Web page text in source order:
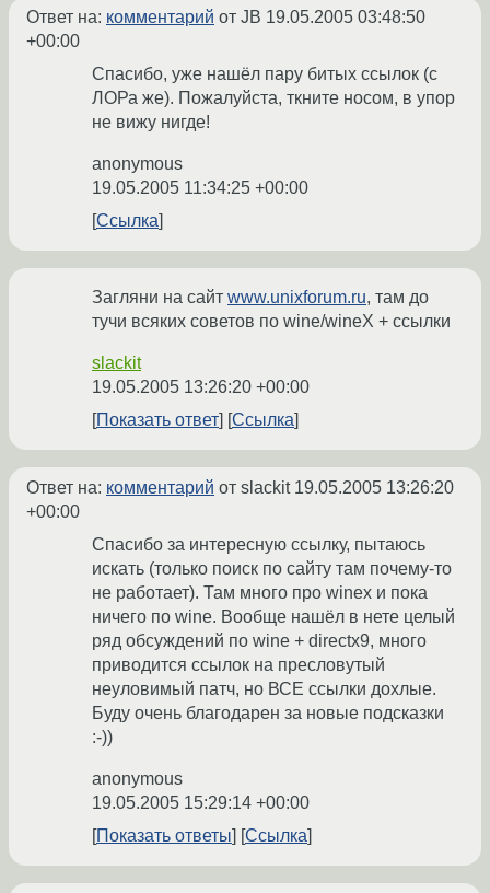
Ответ на: комментарий от JB 19.05.2005 03:48:50
+00:00
Спасибо, уже нашёл пару битых ссылок (с
ЛОРа же). Пожалуйста, ткните носом, в упор
не вижу нигде!
anonymous
19.05.2005 11:34:25 +00:00
Ссылка
Загляни на сайт www.unixforum.ru, там до
тучи всяких советов по wine/wineX + ссылки
slackit
19.05.2005 13:26:20 +00:00
Показать ответ
Ссылка
Ответ на: комментарий от slackit 19.05.2005 13:26:20
+00:00
Спасибо за интересную ссылку, пытаюсь
искать (только поиск по сайту там почему-то
не работает). Там много про winex и пока
ничего по wine. Вообще нашёл в нете целый
ряд обсуждений по wine + directx9, много
приводится ссылок на пресловутый
неуловимый патч, но ВСЕ ссылки дохлые.
Буду очень благодарен за новые подсказки
:-))
anonymous
19.05.2005 15:29:14 +00:00
Показать ответы
Ссылка